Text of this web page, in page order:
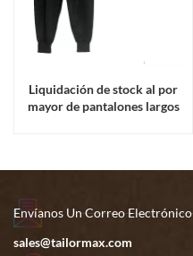
Liquidación de stock al por
mayor de pantalones largos
Envíanos Un Correo Electrónico
sales@tailormax.com